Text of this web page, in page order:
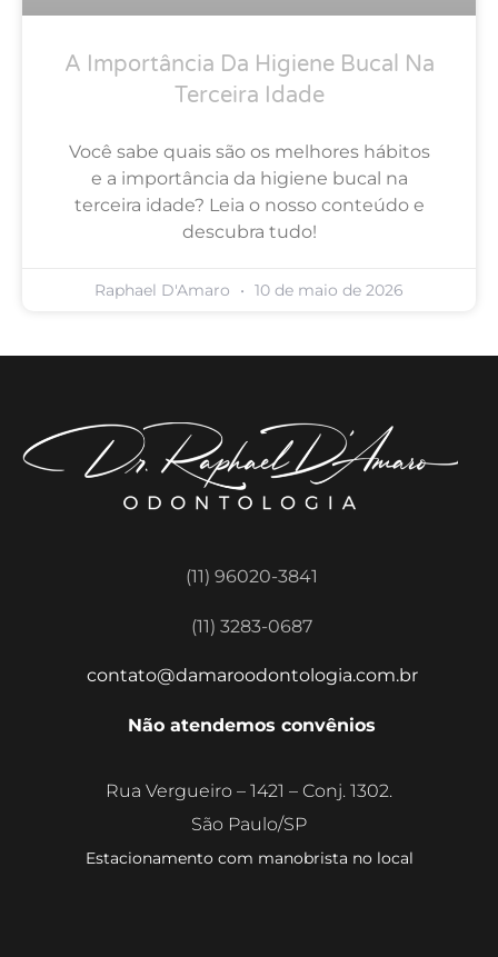
A Importância Da Higiene Bucal Na
Terceira Idade
Você sabe quais são os melhores hábitos
e a importância da higiene bucal na
terceira idade? Leia o nosso conteúdo e
descubra tudo!
Raphael D'Amaro 10 de maio de 2026
(11) 96020-3841
(11) 3283-0687
contato@damaroodontologia.com.br
Não atendemos convênios
Rua Vergueiro – 1421 – Conj. 1302.
São Paulo/SP
Estacionamento com manobrista no local